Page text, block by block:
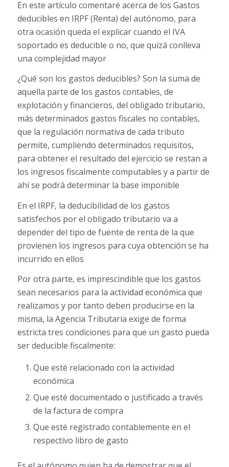
En este artículo comentaré acerca de los Gastos
deducibles en IRPF (Renta) del autónomo, para
otra ocasión queda el explicar cuando el IVA
soportado es deducible o no, que quizá conlleva
una complejidad mayor
¿Qué son los gastos deducibles? Son la suma de
aquella parte de los gastos contables, de
explotación y financieros, del obligado tributario,
más determinados gastos fiscales no contables,
que la regulación normativa de cada tributo
permite, cumpliendo determinados requisitos,
para obtener el resultado del ejercicio se restan a
los ingresos fiscalmente computables y a partir de
ahí se podrá determinar la base imponible
En el IRPF, la deducibilidad de los gastos
satisfechos por el obligado tributario va a
depender del tipo de fuente de renta de la que
provienen los ingresos para cuya obtención se ha
incurrido en ellos
Por otra parte, es imprescindible que los gastos
sean necesarios para la actividad económica que
realizamos y por tanto deben producirse en la
misma, la Agencia Tributaria exige de forma
estricta tres condiciones para que un gasto pueda
ser deducible fiscalmente:
Que esté relacionado con la actividad
económica
Que esté documentado o justificado a través
de la factura de compra
Que esté registrado contablemente en el
respectivo libro de gasto